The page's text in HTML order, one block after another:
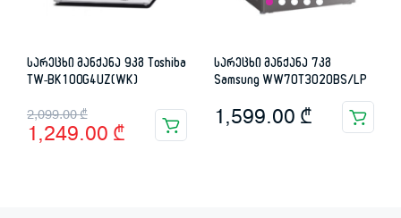
სარეცხი მანქანა 9კგ Toshiba
TW-BK100G4UZ(WK)
2,099.00₾
Original
price
1,249.00 ₾
Current
price
სარეცხი მანქანა 7კგ
Samsung WW70T3020BS/LP
1,599.00 ₾